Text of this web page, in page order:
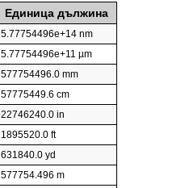
Единица дължина
5.77754496e+14 nm
5.77754496e+11 µm
577754496.0 mm
57775449.6 cm
22746240.0 in
1895520.0 ft
631840.0 yd
577754.496 m